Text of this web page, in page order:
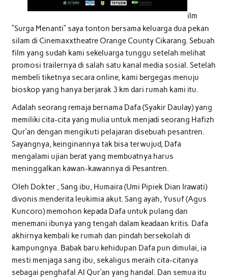
ilm
“Surga Menanti” saya tonton bersama keluarga dua pekan
silam di Cinemaxxtheatre Orange County Cikarang. Sebuah
film yang sudah kami sekeluarga tunggu setelah melihat
promosi trailernya di salah satu kanal media sosial. Setelah
membeli tiketnya secara online, kami bergegas menuju
bioskop yang hanya berjarak 3 km dari rumah kami itu.
Adalah seorang remaja bernama Dafa (Syakir Daulay) yang
memiliki cita-cita yang mulia untuk menjadi seorang Hafizh
Qur’an dengan mengikuti pelajaran disebuah pesantren.
Sayangnya, keinginannya tak bisa terwujud, Dafa
mengalami ujian berat yang membuatnya harus
meninggalkan kawan-kawannya di Pesantren.
Oleh Dokter , Sang ibu, Humaira (Umi Pipiek Dian Irawati)
divonis menderita leukimia akut. Sang ayah, Yusuf (Agus
Kuncoro) memohon kepada Dafa untuk pulang dan
menemani ibunya yang tengah dalam keadaan kritis. Dafa
akhirnya kembali ke rumah dan pindah bersekolah di
kampungnya. Babak baru kehidupan Dafa pun dimulai, ia
mesti menjaga sang ibu, sekaligus meraih cita-citanya
sebagai penghafal Al Qur’an yang handal. Dan semua itu